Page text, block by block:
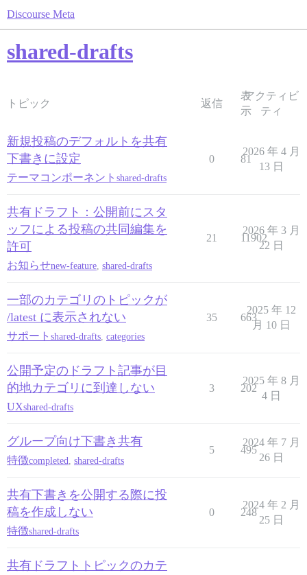
Discourse Meta
shared-drafts
トピック 返信
表
示
アクティビ
ティ
新規投稿のデフォルトを共有
下書きに設定
テーマコンポーネント shared-drafts
0 81
2026 年 4 月
13 日
共有ドラフト：公開前にスタ
ッフによる投稿の共同編集を
許可
お知らせnew-feature shared-drafts
21 11902
2026 年 3 月
22 日
一部のカテゴリのトピックが
/latest に表示されない
サポート shared-drafts categories
35 663
2025 年 12
月 10 日
公開予定のドラフト記事が目
的地カテゴリに到達しない
UXshared-drafts
3 202
2025 年 8 月
4 日
グループ向け下書き共有
特徴completed shared-drafts
5 495
2024 年 7 月
26 日
共有下書きを公開する際に投
稿を作成しない
特徴shared-drafts
0 248
2024 年 2 月
25 日
共有ドラフトトピックのカテ